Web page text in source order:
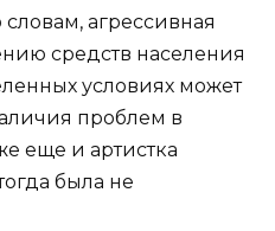
агрессивная
средств населения
условиях может
проблем в
еще и артистка
была не